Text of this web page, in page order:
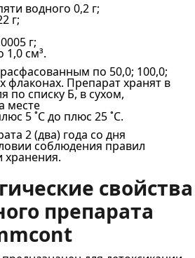
водного 0,2 г;
г;
г;
1,0 см³.
по 50,0; 100,0;
флаконах. Препарат хранят в
по списку Б, в сухом,
месте
5 ˚С до плюс 25 ˚С.
2 (два) года со дня
соблюдения правил
хранения.
свойства
препарата